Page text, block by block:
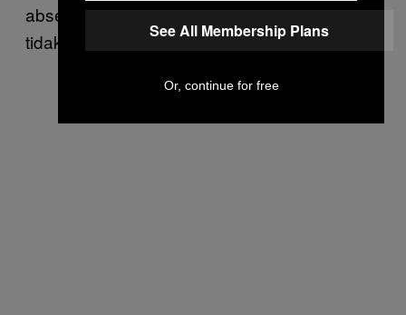
absennya peraturan daerah membuatnya
tidak bisa menghukum pelaku sampai jera.
See All Membership Plans
Or, continue for free